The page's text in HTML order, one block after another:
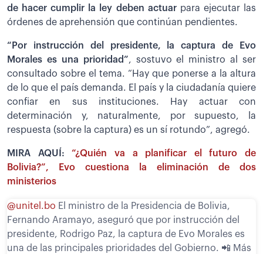
de hacer cumplir la ley deben actuar para ejecutar las
órdenes de aprehensión que continúan pendientes.
“Por instrucción del presidente, la captura de Evo
Morales es una prioridad”, sostuvo el ministro al ser
consultado sobre el tema. “Hay que ponerse a la altura
de lo que el país demanda. El país y la ciudadanía quiere
confiar en sus instituciones. Hay actuar con
determinación y, naturalmente, por supuesto, la
respuesta (sobre la captura) es un sí rotundo”, agregó.
MIRA AQUÍ:“¿Quién va a planificar el futuro de
Bolivia?”, Evo cuestiona la eliminación de dos
ministerios
@unitel.bo El ministro de la Presidencia de Bolivia,
Fernando Aramayo, aseguró que por instrucción del
presidente, Rodrigo Paz, la captura de Evo Morales es
una de las principales prioridades del Gobierno. 📲 Más